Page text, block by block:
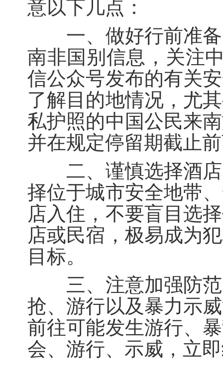
意以下几点：
一、做好行前准备
南非国别信息，关注
信公众号发布的有关
了解目的地情况，尤
私护照的中国公民来
并在规定停留期截止
二、谨慎选择酒店
择位于城市安全地带
店入住，不要盲目选
店或民宿，极易成为
目标。
三、注意加强防范
抢、游行以及暴力示
前往可能发生游行、
会、游行、示威，立